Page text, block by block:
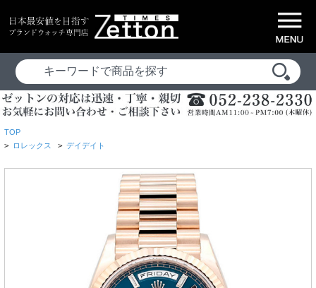
TOP
> ロレックス > デイデイト